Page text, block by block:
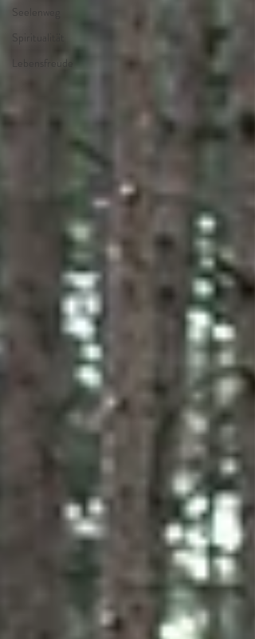
Seelenweg
Spiritualität
Lebensfreude